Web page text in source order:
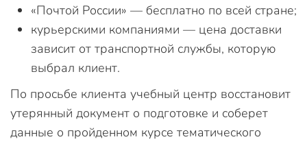
«Почтой России» — бесплатно по всей стране;
курьерскими компаниями — цена доставки
зависит от транспортной службы, которую
выбрал клиент.
По просьбе клиента учебный центр восстановит
утерянный документ о подготовке и соберет
данные о пройденном курсе тематического